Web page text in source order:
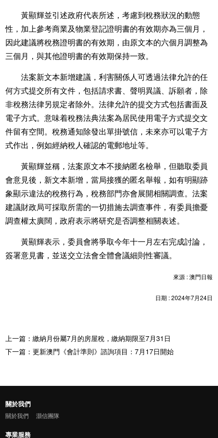
黃顯輝並引述政府代表所述，考慮到稅務狀況的動態
性，加上參考商業及物業登記證明書的有效期亦為三個月，
因此建議將稅務證明書的有效期，由原文本的六個月調整為
三個月，與其他證明書的有效期保持一致。
法案新文本新增建議，利害關係人可透過法律允許的任
何方式提交所有文件，包括請求書、聲明異議、訴願者，除
非稅務法律另規定者除外。法律允許的提交方式包括書面及
電子方式。意味着稅務法典法案為居民使用電子方式提交文
件留有空間。稅務通知除發出單掛號信，未來亦可以電子方
式作出，例如經納稅人確認的電郵地址等。
黃顯輝並稱，法案原文本不接納匿名檢舉，但聽取委員
會意見後，新文本新增，當局接獲的匿名舉報，如有明顯跡
象顯示違法的稅務行為，稅務部門亦會展開相關調查。法案
建議財政局可採取所需的一切措施去調查事件，有委員擔憂
調查權太廣闊，政府表示將研究是否調整相關表述。
黃顯輝表示，委員會將爭取今年十一月左右完成討論，
簽署意見書，並送交立法會全體會議細則性審議。
來源 : 澳門日報
日期 : 2024年7月24日
上一篇：繳納月份屬7月的房屋稅，繳納期限至7月31日
下一篇：更新澳門《會計準則》諮詢項目：7月17日開始
關於我們
關於我們 灝信團隊
專業服務